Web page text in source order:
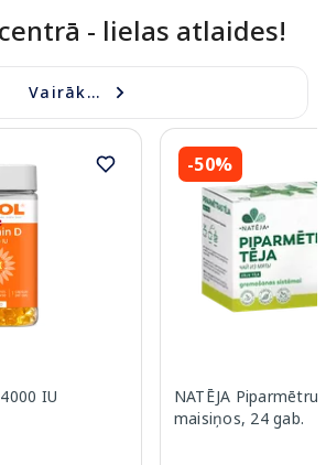
- lielas atlaides!
Vairāk...
IU
-50%
NATĒJA
maisiņos, 24 gab.